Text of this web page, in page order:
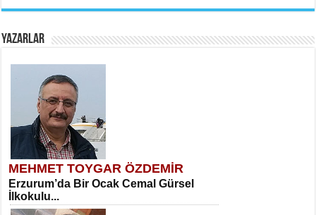
YAZARLAR
MEHMET TOYGAR ÖZDEMİR
Erzurum’da Bir Ocak Cemal Gürsel
İlkokulu...